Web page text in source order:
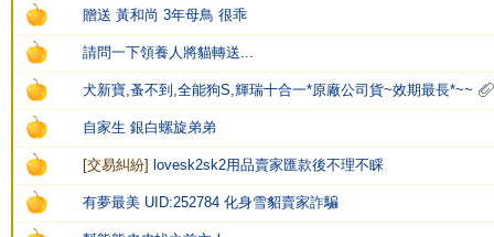
贈送 黃和尚 3年母鳥 很乖
請問一下領養人將貓轉送...
犬新寶,蚤不到,全能狗S,輝瑞十合一*原廠公司貨~效期最長*~~
自家生 銀白螺旋弟弟
[交易糾紛] lovesk2sk2用品賣家匯款後不理不睬
有夢最美 UID:252784 化身雪貂賣家詐騙